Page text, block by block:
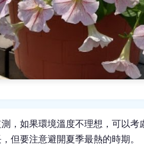
，如果環境溫度不理想，可以
但要注意避開夏季最熱的時期。